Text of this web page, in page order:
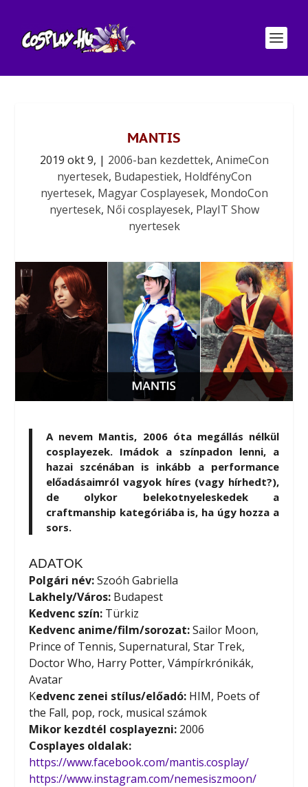
MANTIS
2019 okt 9, | 2006-ban kezdettek, AnimeCon
nyertesek, Budapestiek, HoldfényCon
nyertesek, Magyar Cosplayesek, MondoCon
nyertesek, Női cosplayesek, PlayIT Show
nyertesek
A nevem Mantis, 2006 óta megállás nélkül
cosplayezek. Imádok a színpadon lenni, a
hazai szcénában is inkább a performance
előadásaimról vagyok híres (vagy hírhedt?),
de olykor belekotnyeleskedek a
craftmanship kategóriába is, ha úgy hozza a
sors.
ADATOK
Polgári név:Szoóh Gabriella
Lakhely/Város: Budapest
Kedvenc szín: Türkiz
Kedvenc anime/film/sorozat:Sailor Moon,
Prince of Tennis, Supernatural, Star Trek,
Doctor Who, Harry Potter, Vámpírkrónikák,
Avatar
Kedvenc zenei stílus/előadó: HIM, Poets of
the Fall, pop, rock, musical számok
Mikor kezdtél cosplayezni: 2006
Cosplayes oldalak:
https://www.facebook.com/mantis.cosplay/
https://www.instagram.com/nemesiszmoon/